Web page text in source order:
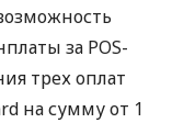
за POS-
трех оплат
на сумму от 1